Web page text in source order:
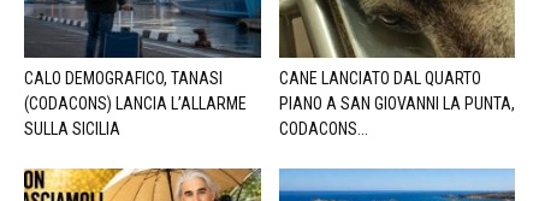
CALO DEMOGRAFICO, TANASI
(CODACONS) LANCIA L’ALLARME
SULLA SICILIA
CANE LANCIATO DAL QUARTO
PIANO A SAN GIOVANNI LA PUNTA,
CODACONS...